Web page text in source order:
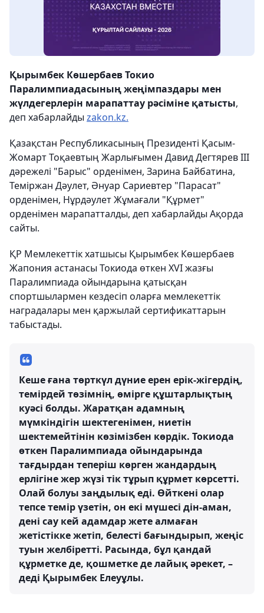
Қырымбек Көшербаев Токио
Паралимпиадасының жеңімпаздары мен
жүлдегерлерін марапаттау рәсіміне қатысты,
деп хабарлайды zakon.kz.
Қазақстан Республикасының Президенті Қасым-
Жомарт Тоқаевтың Жарлығымен Давид Дегтярев III
дәрежелі "Барыс" орденімен, Зарина Байбатина,
Теміржан Дәулет, Әнуар Сариевтер "Парасат"
орденімен, Нұрдәулет Жұмағали "Құрмет"
орденімен марапатталды, деп хабарлайды Ақорда
сайты.
ҚР Мемлекеттік хатшысы Қырымбек Көшербаев
Жапония астанасы Токиода өткен XVI жазғы
Паралимпиада ойындарына қатысқан
спортшылармен кездесіп оларға мемлекеттік
наградалары мен қаржылай сертификаттарын
табыстады.
Кеше ғана төрткүл дүние ерен ерік-жігердің,
темірдей төзімнің, өмірге құштарлықтың
куәсі болды. Жаратқан адамның
мүмкіндігін шектегенімен, ниетін
шектемейтінін көзімізбен көрдік. Токиода
өткен Паралимпиада ойындарында
тағдырдан теперіш көрген жандардың
ерлігіне жер жүзі тік тұрып құрмет көрсетті.
Олай болуы заңдылық еді. Өйткені олар
тепсе темір үзетін, он екі мүшесі дін-аман,
дені сау кей адамдар жете алмаған
жетістікке жетіп, белесті бағындырып, жеңіс
туын желбіретті. Расында, бұл қандай
құрметке де, қошметке де лайық әрекет, –
деді Қырымбек Елеуұлы.